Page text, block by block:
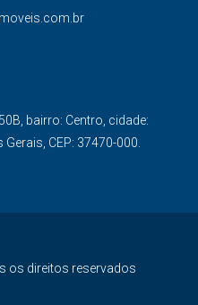
bairro: Centro, cidade:
CEP: 37470-000.
os direitos reservados